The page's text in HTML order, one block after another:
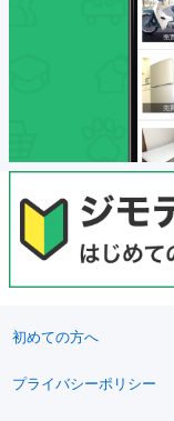
初めての方へ
プライバシーポリシー